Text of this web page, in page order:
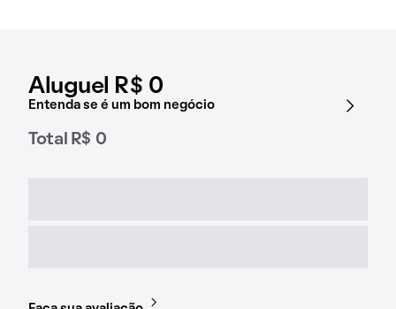
Aluguel R$ 0
Entenda se é um bom negócio
Total R$ 0